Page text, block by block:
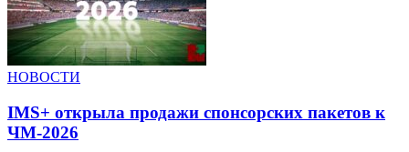
НОВОСТИ
IMS+ открыла продажи спонсорских пакетов к
ЧМ-2026